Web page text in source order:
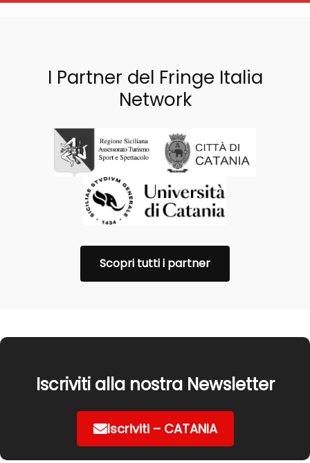
I Partner del Fringe Italia
Network
Scopri tutti i partner
Iscriviti alla nostra Newsletter
Iscriviti – CATANIA